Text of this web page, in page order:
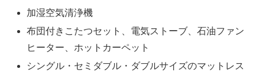
加湿空気清浄機
布団付きこたつセット、電気ストーブ、石油ファン
ヒーター、ホットカーペット
シングル・セミダブル・ダブルサイズのマットレス